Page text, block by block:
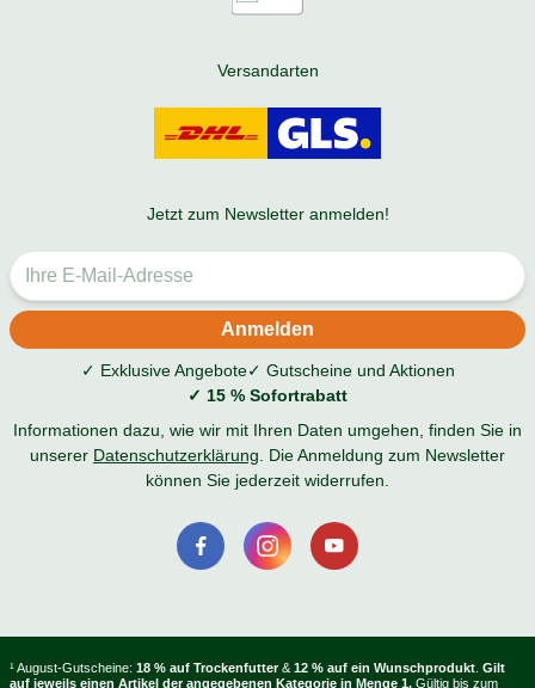
Versandarten
Jetzt zum Newsletter anmelden!
✓ Exklusive Angebote✓ Gutscheine und Aktionen
✓ 15 % Sofortrabatt
Informationen dazu, wie wir mit Ihren Daten umgehen, finden Sie in
unserer Datenschutzerklärung. Die Anmeldung zum Newsletter
können Sie jederzeit widerrufen.
¹ August-Gutscheine: 18 % auf Trockenfutter & 12 % auf ein Wunschprodukt Gilt
auf jeweils einen Artikel der angegebenen Kategorie in Menge 1. Gültig bis zum